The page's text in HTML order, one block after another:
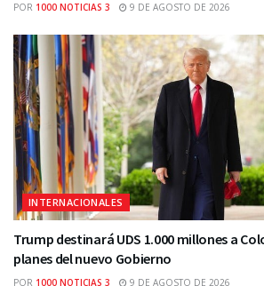
POR 1000 NOTICIAS 3 9 DE AGOSTO DE 2026
INTERNACIONALES
Trump destinará UDS 1.000 millones a
planes del nuevo Gobierno
POR 1000 NOTICIAS 3 9 DE AGOSTO DE 2026